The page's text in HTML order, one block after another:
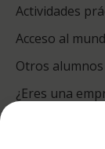
Actividades
Acceso al
Otros
¿Eres una